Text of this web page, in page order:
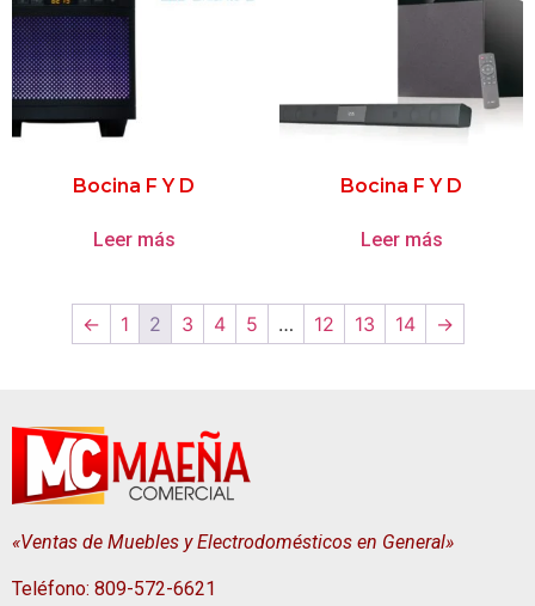
Bocina F Y D
Leer más
Bocina F Y D
Leer más
← 1 2 3 4 5 … 12 13 14 →
«Ventas de Muebles y Electrodomésticos en General»
Teléfono: 809-572-6621